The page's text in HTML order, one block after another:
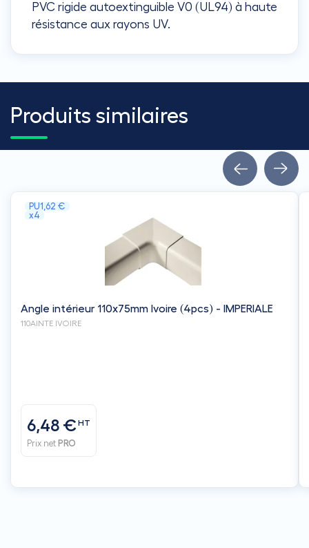
PVC rigide autoextinguible V0 (UL94) à haute
résistance aux rayons UV.
Produits similaires
PU1,62 €
x4
Angle intérieur 110x75mm Ivoire (4pcs) - IMPERIALE
110AINTE IVOIRE
6,48 €HT
Prix net PRO